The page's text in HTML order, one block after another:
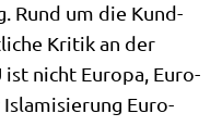
Rund um die Kund­
Kri­tik an der
ist nicht Euro­pa, Euro­
Isla­mi­sie­rung Euro­